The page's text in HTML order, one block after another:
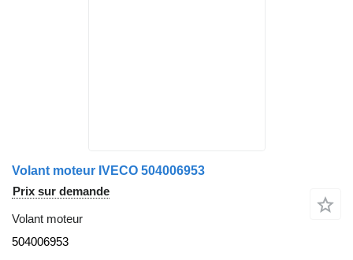
Volant moteur IVECO 504006953
Prix sur demande
Volant moteur
504006953